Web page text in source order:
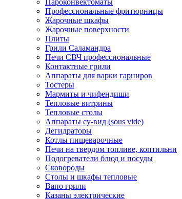
Пароконвектоматы
Профессиональные фритюрницы
Жарочные шкафы
Жарочные поверхности
Плиты
Грили Саламандра
Печи СВЧ профессиональные
Контактные грили
Аппараты для варки гарниров
Тостеры
Мармиты и чифендиши
Тепловые витрины
Тепловые столы
Аппараты су-вид (sous vide)
Дегидраторы
Котлы пищеварочные
Печи на твердом топливе, коптильни
Подогреватели блюд и посуды
Сковороды
Столы и шкафы тепловые
Вапо грили
Казаны электрические